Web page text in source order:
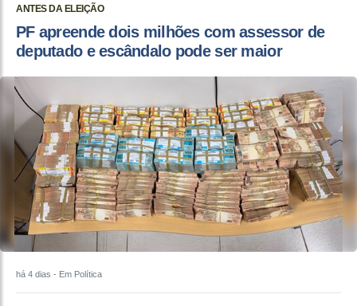
ANTES DA ELEIÇÃO
PF apreende dois milhões com assessor de
deputado e escândalo pode ser maior
há 4 dias - Em Política